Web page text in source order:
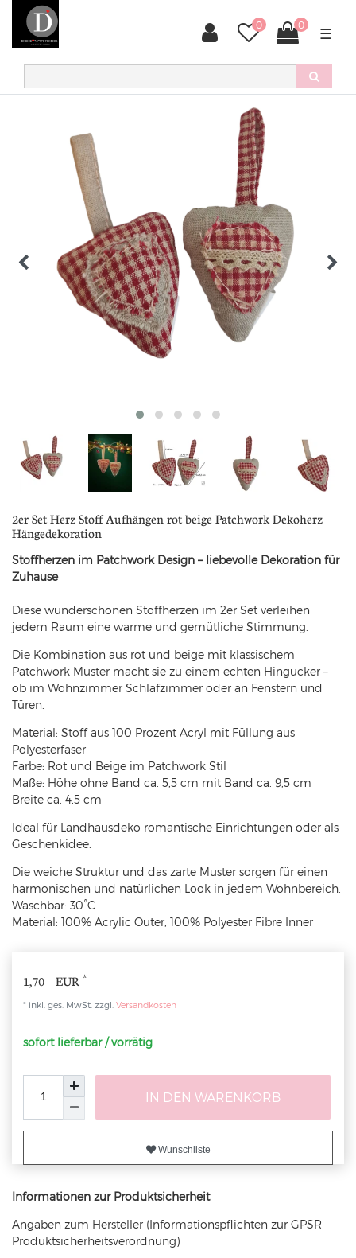
0 0
☰
2er Set Herz Stoff Aufhängen rot beige Patchwork Dekoherz
Hängedekoration
Stoffherzen im Patchwork Design – liebevolle Dekoration für
Zuhause
Diese wunderschönen Stoffherzen im 2er Set verleihen
jedem Raum eine warme und gemütliche Stimmung.
Die Kombination aus rot und beige mit klassischem
Patchwork Muster macht sie zu einem echten Hingucker –
ob im Wohnzimmer Schlafzimmer oder an Fenstern und
Türen.
Material: Stoff aus 100 Prozent Acryl mit Füllung aus
Polyesterfaser
Farbe: Rot und Beige im Patchwork Stil
Maße: Höhe ohne Band ca. 5,5 cm mit Band ca. 9,5 cm
Breite ca. 4,5 cm
Ideal für Landhausdeko romantische Einrichtungen oder als
Geschenkidee.
Die weiche Struktur und das zarte Muster sorgen für einen
harmonischen und natürlichen Look in jedem Wohnbereich.
Waschbar: 30°C
Material: 100% Acrylic Outer, 100% Polyester Fibre Inner
1,70 EUR *
* inkl. ges. MwSt. zzgl. Versandkosten
sofort lieferbar / vorrätig
IN DEN WARENKORB
Wunschliste
Informationen zur Produktsicherheit
Angaben zum Hersteller (Informationspflichten zur GPSR
Produktsicherheitsverordnung)